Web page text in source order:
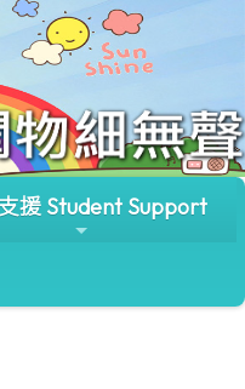
援 Student Support